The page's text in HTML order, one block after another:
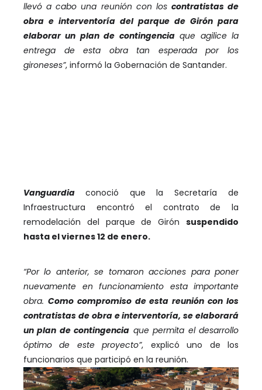
llevó a cabo una reunión con los contratistas de
obra e interventoría del parque de Girón para
elaborar un plan de contingenciaque agilice la
entrega de esta obra tan esperada por los
gironeses”, informó la Gobernación de Santander.
Vanguardia conoció que la Secretaría de
Infraestructura encontró el contrato de la
remodelación del parque de Girón suspendido
hasta el viernes 12 de enero.
“Por lo anterior, se tomaron acciones para poner
nuevamente en funcionamiento esta importante
obra. Como compromiso de esta reunión con los
contratistas de obra e interventoría, se elaborará
un plan de contingencia que permita el desarrollo
óptimo de este proyecto”, explicó uno de los
funcionarios que participó en la reunión.